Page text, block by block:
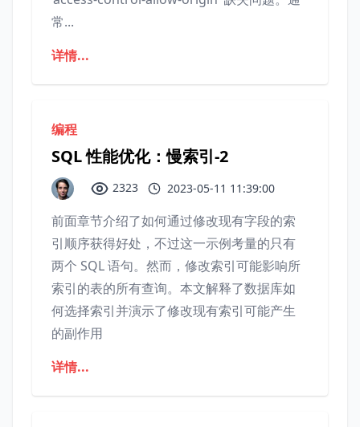
常...
详情...
编程
SQL 性能优化：慢索引-2
2323 2023-05-11 11:39:00
前面章节介绍了如何通过修改现有字段的索
引顺序获得好处，不过这一示例考量的只有
两个 SQL 语句。然而，修改索引可能影响所
索引的表的所有查询。本文解释了数据库如
何选择索引并演示了修改现有索引可能产生
的副作用
详情...